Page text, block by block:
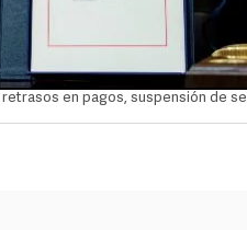
en pagos, suspensión de